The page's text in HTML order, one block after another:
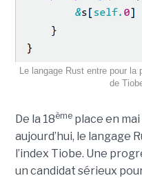
Le langage Rust entre pour
de
De la 18èmeplace en mai
aujourd’hui, le langage
l’index Tiobe. Une
un candidat sérieux